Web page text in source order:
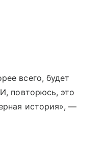
всего, будет
повторюсь, это
история», —